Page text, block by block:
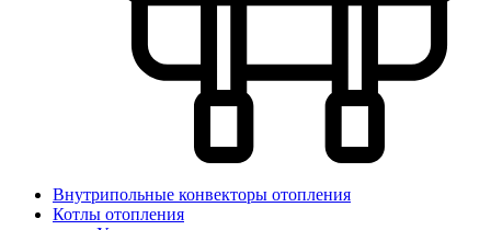
Внутрипольные конвекторы отопления
Котлы отопления